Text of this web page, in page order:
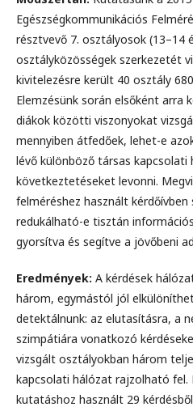
Egészségkommunikációs
résztvevő 7. osztályosok (13–14
osztályközösségek szerkezetét
kivitelezésre került 40 osztály
Elemzésünk során elsőként arra
diákok közötti viszonyokat
mennyiben átfedőek, lehet-e
lévő különböző társas kapcsolati
következtetéseket levonni.
felméréshez használt kérdőívben
redukálható-e tisztán
gyorsítva és segítve a jövőbeni
Eredmények: A kérdések
három, egymástól jól
detektálnunk: az elutasításra, a
szimpátiára vonatkozó
vizsgált osztályokban három
kapcsolati hálózat rajzolható fel.
kutatáshoz használt 29